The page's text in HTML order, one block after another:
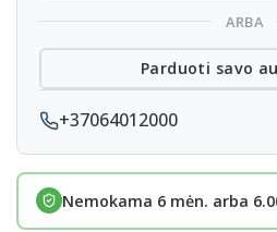
ARBA
Parduoti savo
+37064012000
Nemokama 6 mėn. arba